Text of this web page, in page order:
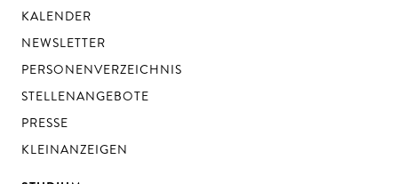
KALENDER
NEWSLETTER
PERSONENVERZEICHNIS
STELLENANGEBOTE
PRESSE
KLEINANZEIGEN